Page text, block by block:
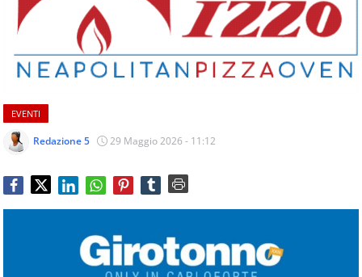
catering
e
quotidiani
sul
dell'alimentazione,
dei
consumi
del
Food
Service
EVENTI
Redazione 5 29 Maggio 2026 - 11:12